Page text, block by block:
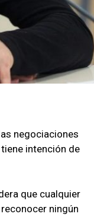
negociaciones
intención de
que cualquier
ningún